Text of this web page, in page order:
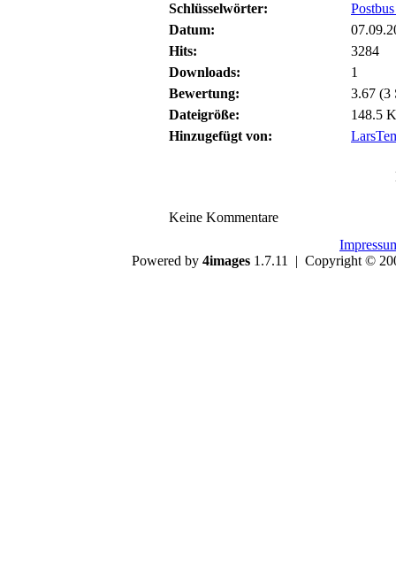
Schlüsselwörter:
Datum:
Hits:
3284
Downloads:
1
Bewertung:
3.67 (3
Dateigröße:
148.5
Hinzugefügt von:
Keine Kommentare
Powered by 4images1.7.11 | Copyright ©